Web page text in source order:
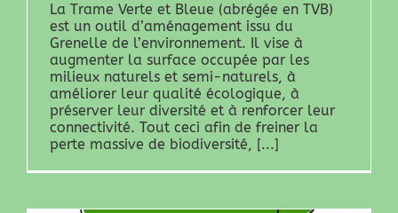
La Trame Verte et Bleue (abrégée en TVB)
est un outil d’aménagement issu du
Grenelle de l’environnement. Il vise à
augmenter la surface occupée par les
milieux naturels et semi-naturels, à
améliorer leur qualité écologique, à
préserver leur diversité et à renforcer leur
connectivité. Tout ceci afin de freiner la
perte massive de biodiversité, [...]